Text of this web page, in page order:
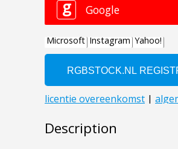
Description